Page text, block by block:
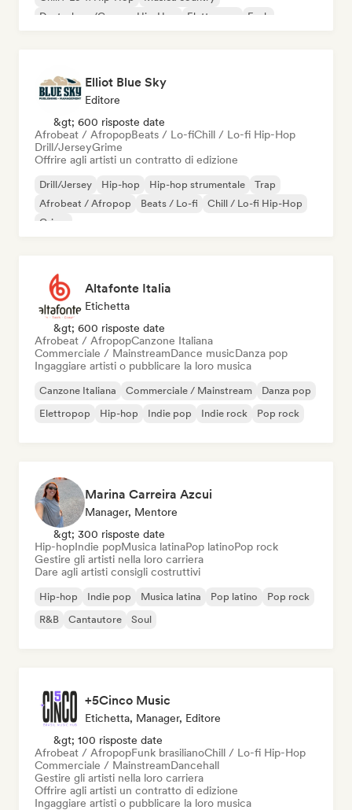
Deutschrap/German Hip-Hop
Elettropop Funk
Elliot Blue Sky
Editore
&gt; 600 risposte date
Afrobeat / AfropopBeats / Lo-fiChill / Lo-fi Hip-Hop
Drill/JerseyGrime
Offrire agli artisti un contratto di edizione
Drill/Jersey Hip-hop Hip-hop strumentale
Trap
Afrobeat / Afropop
Beats / Lo-fi
Chill / Lo-fi Hip-Hop
Grime
Altafonte Italia
Etichetta
&gt; 600 risposte date
Afrobeat / AfropopCanzone Italiana
Commerciale / MainstreamDance musicDanza pop
Ingaggiare artisti o pubblicare la loro musica
Canzone Italiana Commerciale / Mainstream
Danza pop
Elettropop
Hip-hop Indie pop Indie rock Pop rock
Marina Carreira Azcui
Manager, Mentore
&gt; 300 risposte date
Hip-hopIndie popMusica latinaPop latinoPop rock
Gestire gli artisti nella loro carriera
Dare agli artisti consigli costruttivi
Hip-hop Indie pop Musica latina Pop latino
Pop rock
R&B
Cantautore Soul
+5Cinco Music
Etichetta, Manager, Editore
&gt; 100 risposte date
Afrobeat / AfropopFunk brasilianoChill / Lo-fi Hip-Hop
Commerciale / MainstreamDancehall
Gestire gli artisti nella loro carriera
Offrire agli artisti un contratto di edizione
Ingaggiare artisti o pubblicare la loro musica